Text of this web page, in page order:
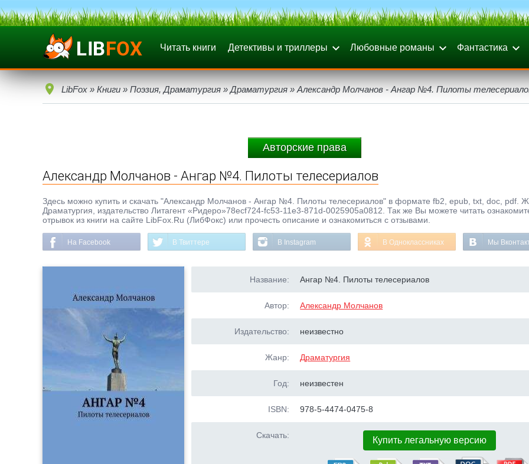
Читать книги Детективы и триллеры Любовные романы Фантастика
LibFox » Книги » Поэзия, Драматургия » Драматургия » Александр Молчанов - Ангар №4. Пилоты
Авторские права
Александр Молчанов - Ангар №4. Пилоты телесериалов
Здесь можно купить и скачать "Александр Молчанов - Ангар №4. Пилоты телесериалов" в формате fb2, epub, txt, doc, pdf.
Драматургия, издательство Литагент «Ридеро»78ecf724-fc53-11e3-871d-0025905a0812. Так же Вы можете читать
отрывок из книги на сайте LibFox.Ru (ЛибФокс) или прочесть описание и ознакомиться с отзывами.
На Facebook В Твиттере В Instagram В Одноклассниках Мы
Название: Ангар №4. Пилоты телесериалов
Автор: Александр Молчанов
Издательство: неизвестно
Жанр: Драматургия
Год: неизвестен
ISBN: 978-5-4474-0475-8
Скачать: Купить легальную версию